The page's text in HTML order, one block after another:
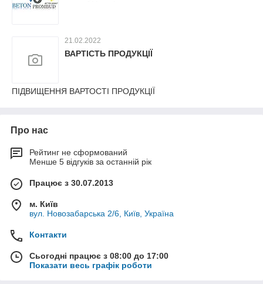
21.02.2022
ВАРТІСТЬ ПРОДУКЦІЇ
ПІДВИЩЕННЯ ВАРТОСТІ ПРОДУКЦІЇ
Про нас
Рейтинг не сформований
Менше 5 відгуків за останній рік
Працює з 30.07.2013
м. Київ
вул. Новозабарська 2/6, Київ, Україна
Контакти
Сьогодні працює з 08:00 до 17:00
Показати весь графік роботи